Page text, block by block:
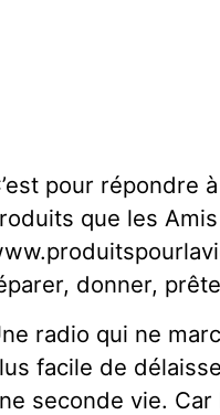
pour répondre
que les
donner,
radio qui ne
facile de
seconde vie.